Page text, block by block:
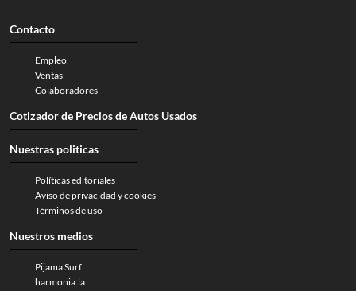
Contacto
Empleo
Ventas
Colaboradores
Cotizador de Precios de Autos Usados
Nuestras politicas
Políticas editoriales
Aviso de privacidad y cookies
Términos de uso
Nuestros medios
Pijama Surf
harmonia.la